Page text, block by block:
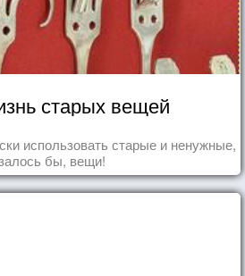
старых вещей
использовать старые и ненужные,
бы, вещи!